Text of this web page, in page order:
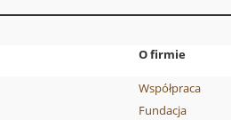
O firmie
Współpraca
Fundacja